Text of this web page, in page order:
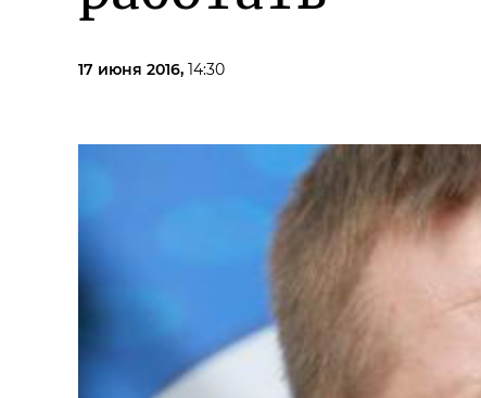
17 июня 2016, 14:30